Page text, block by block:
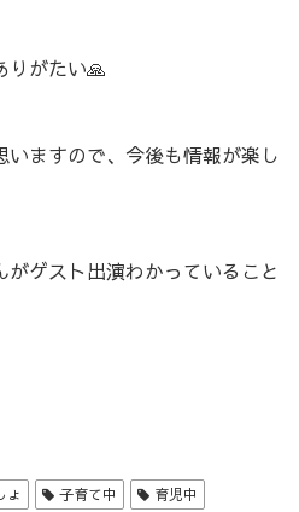
りがたい🙏
ますので、今後も情報が楽し
ゲスト出演わかっていること
ょ 子育て中
育児中